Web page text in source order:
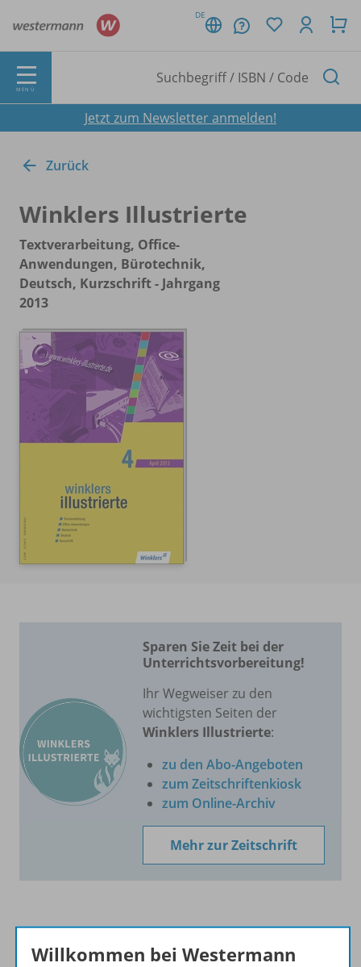
DE
MENÜ
Jetzt zum Newsletter anmelden!
Zurück
Winklers Illustrierte
Textverarbeitung, Office-
Anwendungen, Bürotechnik,
Deutsch, Kurzschrift - Jahrgang
2013
Sparen Sie Zeit bei der
Unterrichtsvorbereitung!
Ihr Wegweiser zu den
wichtigsten Seiten der
Winklers Illustrierte:
zu den Abo-Angeboten
zum Zeitschriftenkiosk
zum Online-Archiv
Mehr zur Zeitschrift
Informationen
Willkommen bei Westermann